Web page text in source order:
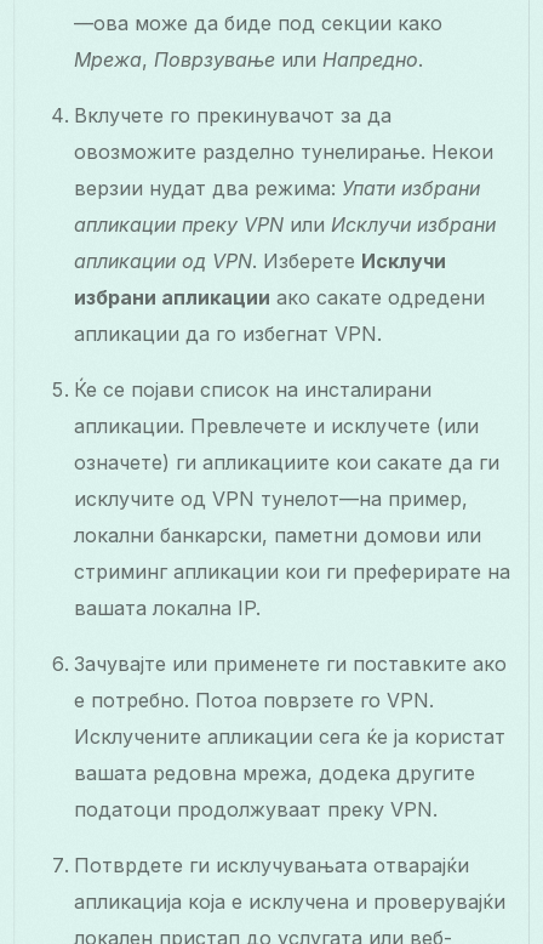
—ова може да биде под секции како
Мрежа, Поврзување или Напредно.
Вклучете го прекинувачот за да
овозможите разделно тунелирање. Некои
верзии нудат два режима: Упати избрани
апликации преку VPN или Исклучи избрани
апликации од VPN. Изберете Исклучи
избрани апликации ако сакате одредени
апликации да го избегнат VPN.
Ќе се појави список на инсталирани
апликации. Превлечете и исклучете (или
означете) ги апликациите кои сакате да ги
исклучите од VPN тунелот—на пример,
локални банкарски, паметни домови или
стриминг апликации кои ги преферирате на
вашата локална IP.
Зачувајте или применете ги поставките ако
е потребно. Потоа поврзете го VPN.
Исклучените апликации сега ќе ја користат
вашата редовна мрежа, додека другите
податоци продолжуваат преку VPN.
Потврдете ги исклучувањата отварајќи
апликација која е исклучена и проверувајќи
локален пристап до услугата или веб-